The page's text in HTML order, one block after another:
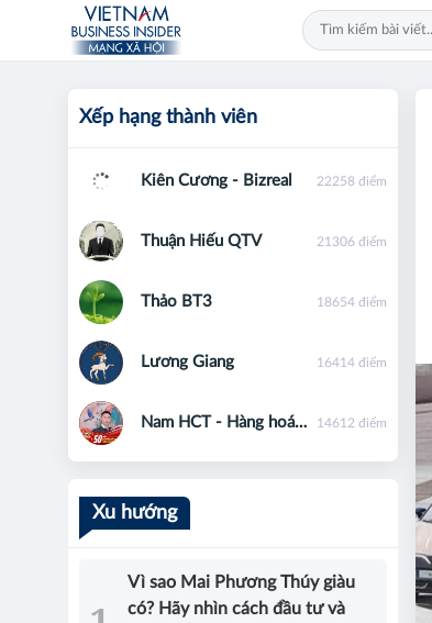
Xếp hạng thành viên
Kiên Cương - Bizreal 22258 điểm
Thuận Hiếu QTV 21306 điểm
Thảo BT3 18654 điểm
Lương Giang 16414 điểm
Nam HCT - Hàng hoá phái sinh - 0867091553 14612 điểm
Xu hướng
Vì sao Mai Phương Thúy giàu
có? Hãy nhìn cách đầu tư và